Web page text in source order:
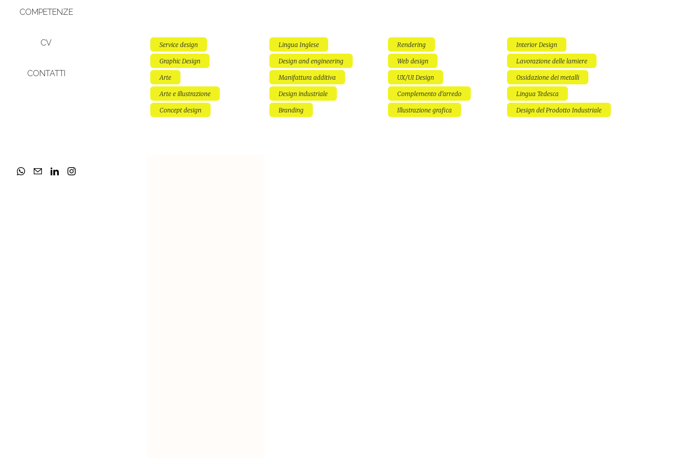
COMPETENZE
CV
CONTATTI
Service design
Graphic Design
Arte
Arte e illustrazione
Concept design
Lingua Inglese
Design and engineering
Manifattura additiva
Design industriale
Branding
Rendering
Web design
UX/UI Design
Complemento d'arredo
Illustrazione grafica
Interior Design
Lavorazione delle lamiere
Ossidazione dei metalli
Lingua Tedesca
Design del Prodotto Industriale